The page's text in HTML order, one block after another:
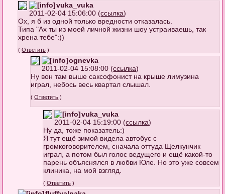
vuka_vuka
2011-02-04 15:06:00 (ссылка)
Ох, я б из одной только вредности отказалась.
Типа "Ах ты из моей личной жизни шоу устраиваешь, так
хрена тебе":))
(Ответить )
ognevka
2011-02-04 15:08:00 (ссылка)
Ну вон там выше саксофонист на крыше лимузина
играл, небось весь квартал слышал.
(Ответить )
vuka_vuka
2011-02-04 15:19:00 (ссылка)
Ну да, тоже показатель:)
Я тут ещё зимой видела автобус с
громкоговорителем, сначала оттуда Щелкунчик
играл, а потом был голос ведущего и ещё какой-то
парень объяснялся в любви Юле. Но это уже совсем
клиника, на мой взгляд.
(Ответить )